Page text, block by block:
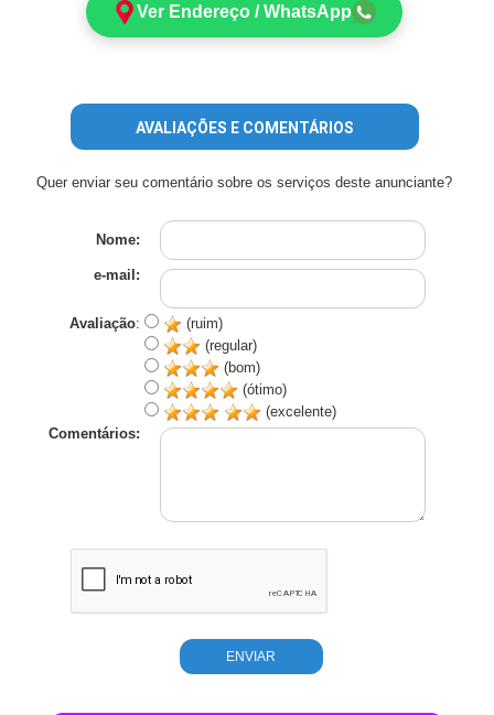
Ver Endereço / WhatsApp
AVALIAÇÕES E COMENTÁRIOS
Quer enviar seu comentário sobre os serviços deste anunciante?
Nome:
e-mail:
Avaliação:
(ruim)
(regular)
(bom)
(ótimo)
(excelente)
Comentários: